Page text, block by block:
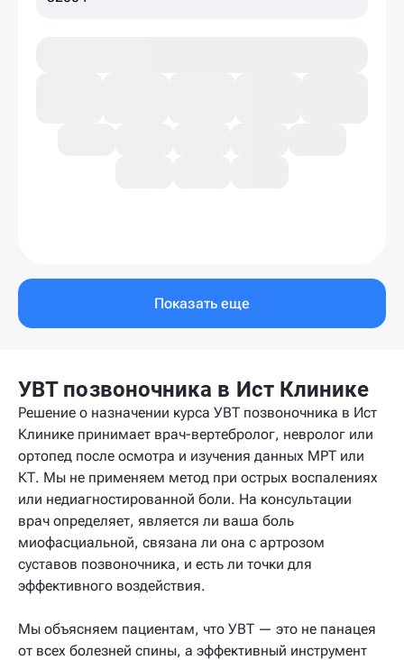
Показать еще
УВТ позвоночника в Ист Клинике
Решение о назначении курса УВТ позвоночника в Ист
Клинике принимает врач-вертебролог, невролог или
ортопед после осмотра и изучения данных МРТ или
КТ. Мы не применяем метод при острых воспалениях
или недиагностированной боли. На консультации
врач определяет, является ли ваша боль
миофасциальной, связана ли она с артрозом
суставов позвоночника, и есть ли точки для
эффективного воздействия.
Мы объясняем пациентам, что УВТ — это не панацея
от всех болезней спины, а эффективный инструмент